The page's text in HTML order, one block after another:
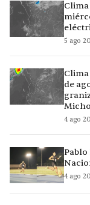
5 ago
de
4 ago
4 ago